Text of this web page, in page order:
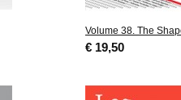
Volume 38. The
€ 19,50